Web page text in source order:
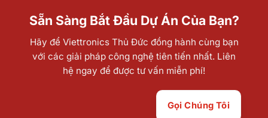
Sẵn Sàng Bắt Đầu Dự Án Của Bạn?
Hãy để Viettronics Thủ Đức đồng hành cùng bạn
với các giải pháp công nghệ tiên tiến nhất. Liên
hệ ngay để được tư vấn miễn phí!
Gọi Chúng Tôi